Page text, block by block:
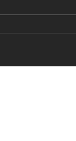
DE CONFIANZA